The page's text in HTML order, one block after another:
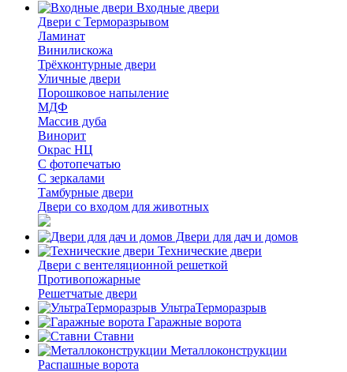
Входные двери
Двери с Терморазрывом
Ламинат
Винилискожа
Трёхконтурные двери
Уличные двери
Порошковое напыление
МДФ
Массив дуба
Винорит
Окрас НЦ
С фотопечатью
С зеркалами
Тамбурные двери
Двери со входом для животных
Двери для дач и домов
Технические двери
Двери с вентеляционной решеткой
Противопожарные
Решетчатые двери
УльтраТерморазрыв
Гаражные ворота
Ставни
Металлоконструкции
Распашные ворота